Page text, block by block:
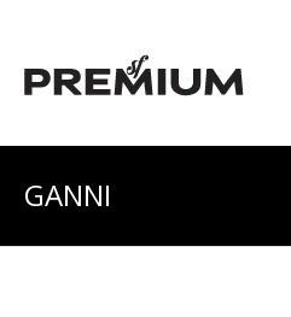
GANNI